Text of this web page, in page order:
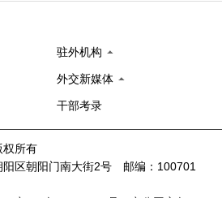
驻外机构
外交新媒体
干部考录
所有
区朝阳门南大街2号 邮编：100701